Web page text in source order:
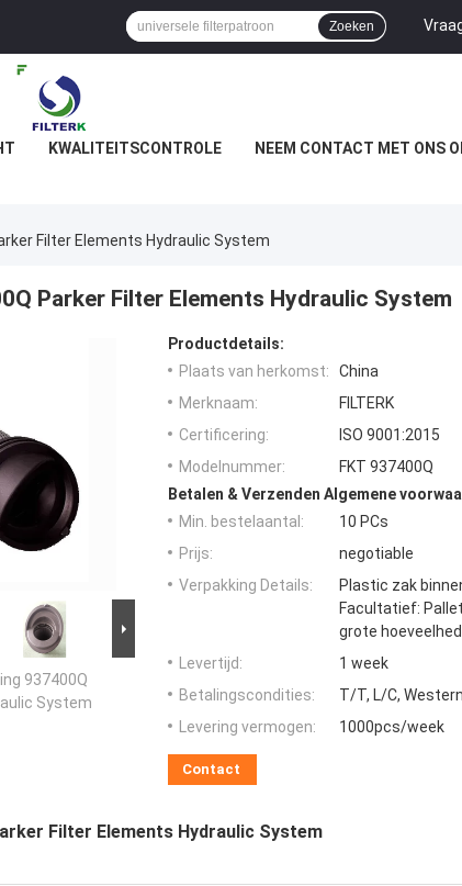
Zoeken
KWALITEITSCONTROLE NEEM CONTACT MET ONS
Filter Elements Hydraulic System
Parker Filter Elements Hydraulic System
937400Q
System
Productdetails:
Plaats van herkomst:
China
Merknaam:
FILTERK
Certificering:
ISO 9001:2015
Modelnummer:
FKT 937400Q
Betalen & Verzenden Algemene
Min. bestelaantal:
10 PCs
Prijs:
negotiable
Verpakking Details:
Plastic zak
Facultatief:
grote
Levertijd:
1 week
Betalingscondities:
T/T, L/C,
Levering vermogen:
1000pcs/week
Contact
Filter Elements Hydraulic System